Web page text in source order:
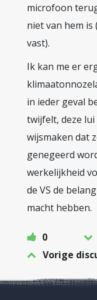
microfoon
niet van hem is
vast).
Ik kan me er
in ieder geval
twijfelt, deze
wijsmaken dat
genegeerd
werkelijkheid
de VS de
macht hebben.
0
Vorige